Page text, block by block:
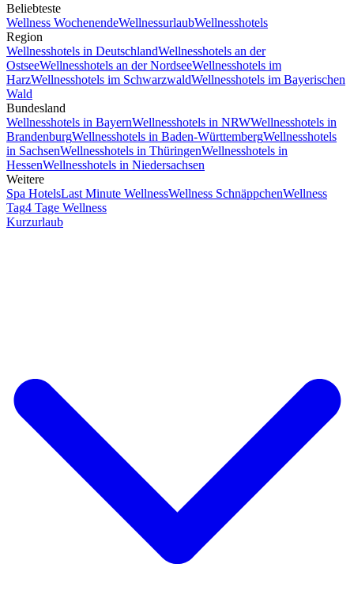
Beliebteste
Wellness WochenendeWellnessurlaubWellnesshotels
Region
Wellnesshotels in DeutschlandWellnesshotels an der
OstseeWellnesshotels an der NordseeWellnesshotels im
HarzWellnesshotels im SchwarzwaldWellnesshotels im Bayerischen
Wald
Bundesland
Wellnesshotels in BayernWellnesshotels in NRWWellnesshotels in
BrandenburgWellnesshotels in Baden-WürttembergWellnesshotels
in SachsenWellnesshotels in ThüringenWellnesshotels in
HessenWellnesshotels in Niedersachsen
Weitere
Spa HotelsLast Minute WellnessWellness SchnäppchenWellness
Tag4 Tage Wellness
Kurzurlaub